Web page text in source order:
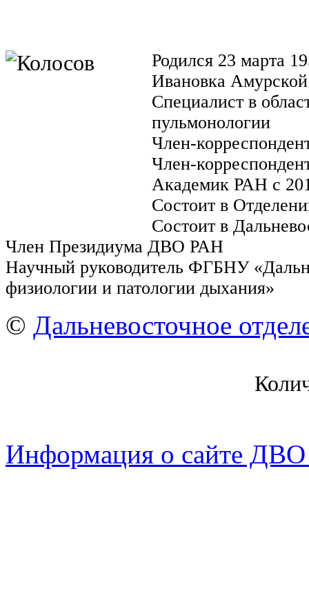
Родился 23 марта
Ивановка Амурской
Специалист в
пульмонологии
Член-
Член-
Академик РАН с
Состоит в
Состоит в
Член Президиума ДВО РАН
Научный руководитель ФГБНУ
физиологии и патологии дыхания»
© Дальневосточное
Информация о сайте